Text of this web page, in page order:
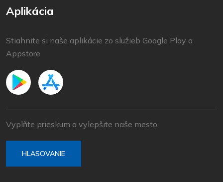
Aplikácia
Stiahnite si naše aplikácie zo služieb Google Play a
Appstore
Vyplňte prieskum a vylepšite naše mesto
HLASOVANIE